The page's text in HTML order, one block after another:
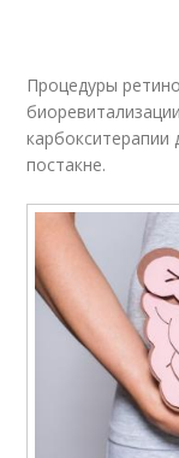
Процедуры
карбокситерапии
постакне.